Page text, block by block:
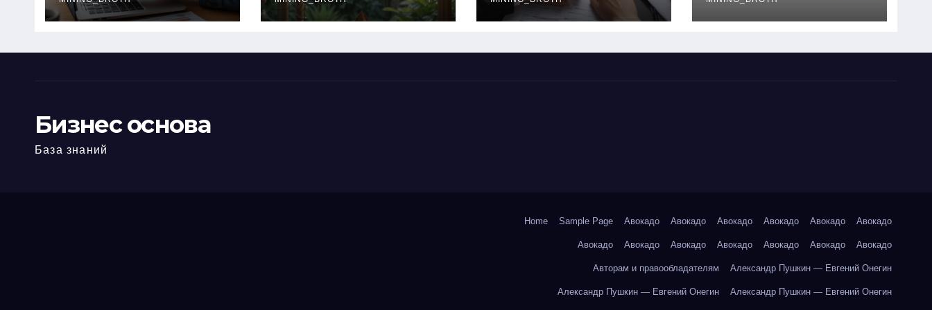
офис: порядок,
требования и
колокольчиков
ставки и
требования к
руководство
Бизнес основа
База знаний
Home Sample Page Авокадо Авокадо Авокадо Авокадо Авокадо Авокадо
Авокадо Авокадо Авокадо Авокадо Авокадо Авокадо Авокадо
Авторам и правообладателям Александр Пушкин — Евгений Онегин
Александр Пушкин — Евгений Онегин Александр Пушкин — Евгений Онегин